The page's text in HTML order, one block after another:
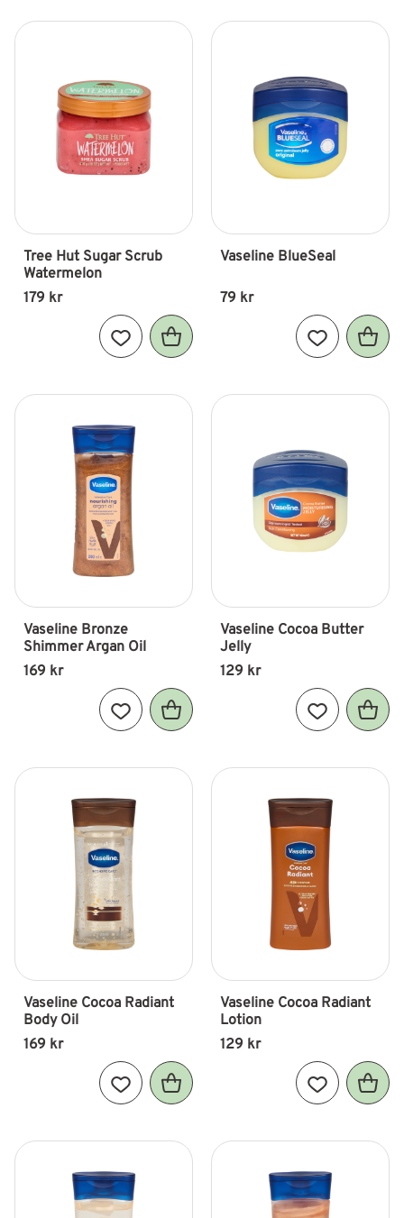
Tree Hut Sugar Scrub
Watermelon
179 kr
Lägg till i favoriter
Vaseline BlueSeal
79 kr
Lägg till i
Vaseline Bronze
Shimmer Argan Oil
169 kr
Lägg till i favoriter
Vaseline Cocoa Butter
Jelly
129 kr
Lägg till i
Vaseline Cocoa Radiant
Body Oil
169 kr
Lägg till i favoriter
Vaseline Cocoa Radiant
Lotion
129 kr
Lägg till i